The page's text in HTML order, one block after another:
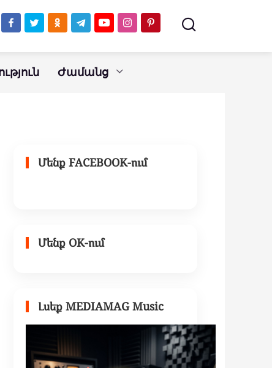
Ժամանց
Մենք FACEBOOK-ում
Մենք OK-ում
Լսեք MEDIAMAG Music